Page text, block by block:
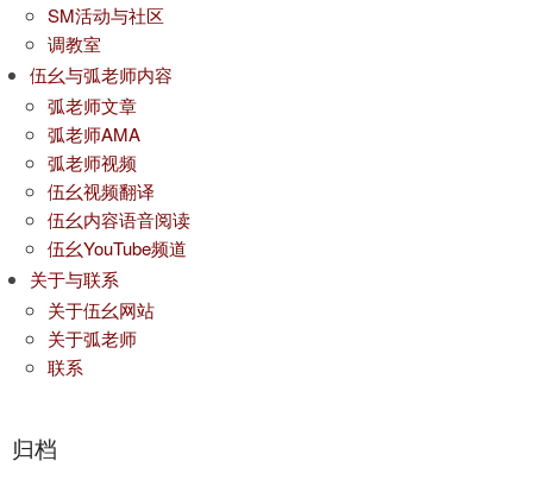
SM活动与社区
调教室
伍幺与弧老师内容
弧老师文章
弧老师AMA
弧老师视频
伍幺视频翻译
伍幺内容语音阅读
伍幺YouTube频道
关于与联系
关于伍幺网站
关于弧老师
联系
归档